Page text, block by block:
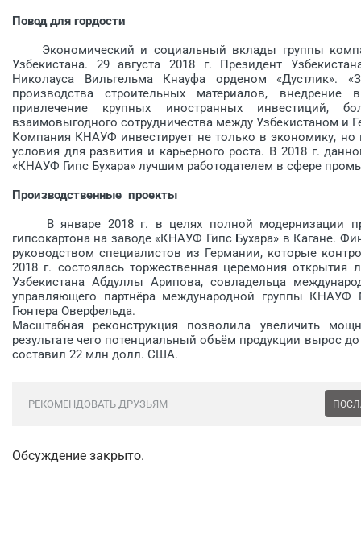
Повод для гордости
Экономический и социальный вклады группы
Узбекистана. 29 августа 2018 г. Президент
Николауса Вильгельма Кнауфа орденом «Дустлик».
производства строительных материалов,
привлечение крупных иностранных инвестиций,
взаимовыгодного сотрудничества между Узбекистаном и
Компания КНАУФ инвестирует не только в экономику, но
условия для развития и карьерного роста. В 2018 г.
«КНАУФ Гипс Бухара» лучшим работодателем в сфере
Производственные проекты
В январе 2018 г. в целях полной модернизации
гипсокартона на заводе «КНАУФ Гипс Бухара» в Кагане.
руководством специалистов из Германии, которые
2018 г. состоялась торжественная церемония
Узбекистана Абдуллы Арипова, совладельца
управляющего парт­нёра международной группы
Гюнтера Оверфельда.
Масштабная реконструкция позволила увеличить
результате чего потенциальный объём продукции вырос
составил 22 млн долл. США.
РЕКОМЕНДОВАТЬ ДРУЗЬЯМ
Обсуждение закрыто.